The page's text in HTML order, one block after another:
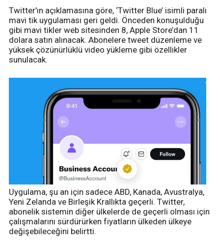
Twitter’ın açıklamasına göre, ‘Twitter Blue’ isimli paralı
mavi tik uygulaması geri geldi. Önceden konuşulduğu
gibi mavi tikler web sitesinden 8, Apple Store’dan 11
dolara satın alınacak. Abonelere tweet düzenleme ve
yüksek çözünürlüklü video yükleme gibi özellikler
sunulacak.
Uygulama, şu an için sadece ABD, Kanada, Avustralya,
Yeni Zelanda ve Birleşik Krallıkta geçerli. Twitter,
abonelik sistemin diğer ülkelerde de geçerli olması için
çalışmalarını sürdürürken fiyatların ülkeden ülkeye
değişebileceğini belirtti.